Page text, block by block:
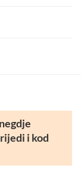
i kod